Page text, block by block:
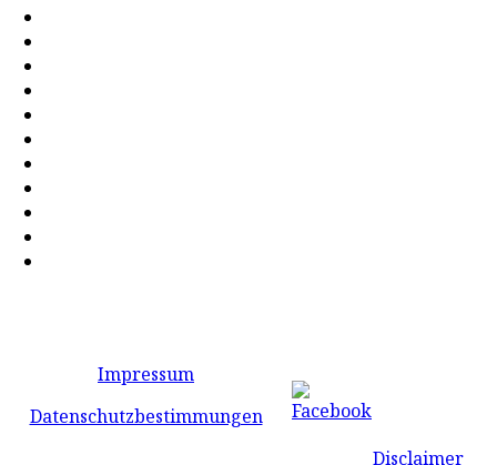
Impressum
Datenschutzbestimmungen
Disclaimer